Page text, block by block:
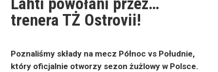
trenera TŻ Ostrovii!
Poznaliśmy składy na mecz Północ vs Południe,
który oficjalnie otworzy sezon żużlowy w Polsce.